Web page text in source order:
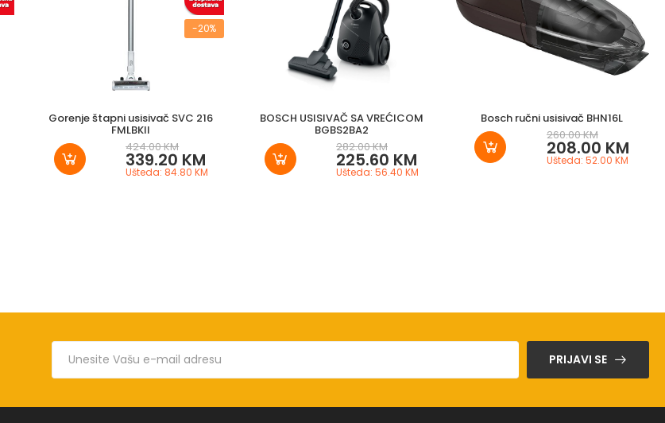
-20%
Gorenje štapni usisivač SVC 216
FMLBKII
424.00 KM
339.20 KM
Ušteda: 84.80 KM
BOSCH USISIVAČ SA VREĆICOM
BGBS2BA2
282.00 KM
225.60 KM
Ušteda: 56.40 KM
Bosch ručni usisivač BHN16L
260.00 KM
208.00 KM
Ušteda: 52.00 KM
PRIJAVI SE